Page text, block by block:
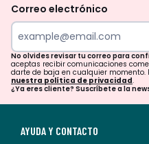
Correo electrónico
No olvides revisar tu correo para
aceptas recibir comunicaciones
darte de baja en cualquier
nuestra política de privacidad.
¿Ya eres cliente? Suscríbete a la
AYUDA Y CONTACTO